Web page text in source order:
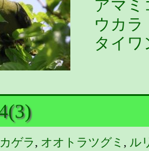
アマミ
ウカ
タイ
ゲラ, オオトラツグミ , ル